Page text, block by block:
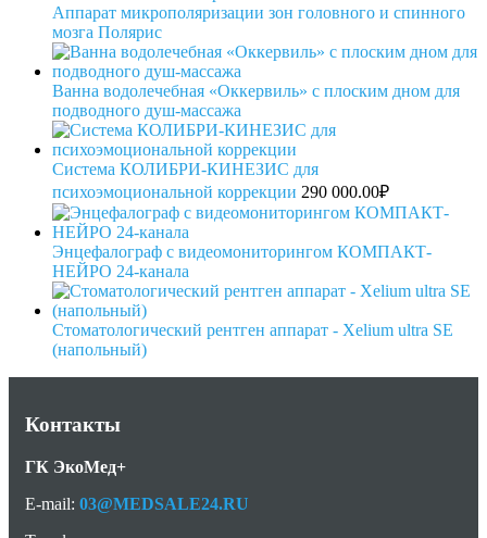
Аппарат микрополяризации зон головного и спинного
мозга Полярис
Ванна водолечебная «Оккервиль» с плоским дном для
подводного душ-массажа
Система КОЛИБРИ-КИНЕЗИС для
психоэмоциональной коррекции 290 000.00₽
Энцефалограф с видеомониторингом КОМПАКТ-
НЕЙРО 24-канала
Стоматологический рентген аппарат - Xelium ultra SE
(напольный)
Контакты
ГК ЭкоМед+
E-mail: 03@MEDSALE24.RU